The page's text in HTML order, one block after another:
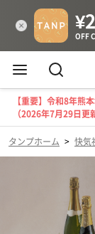
【重要】令和8年熊
（2026年7月29日更
タンプホーム > 快気